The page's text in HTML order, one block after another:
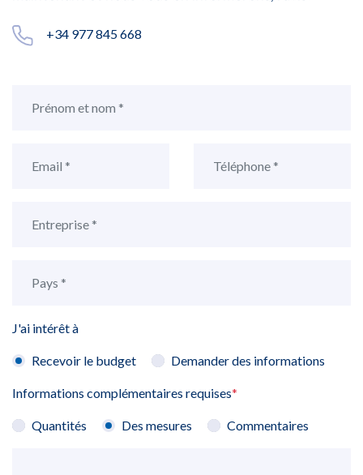
+34 977 845 668
J'ai intérêt à
Recevoir le budget Demander des informations
Informations complémentaires requises*
Quantités Des mesures Commentaires